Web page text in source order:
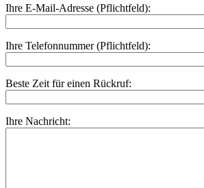
Ihre E-Mail-Adresse (Pflichtfeld):
Ihre Telefonnummer (Pflichtfeld):
Beste Zeit für einen Rückruf:
Ihre Nachricht: